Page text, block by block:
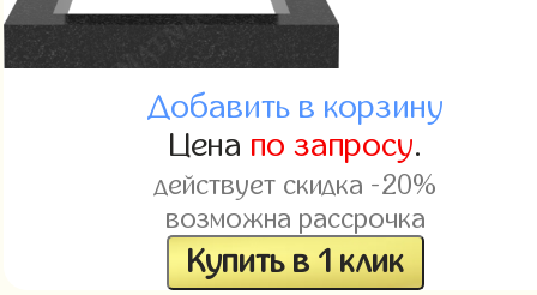
Добавить в корзину
Цена по запросу.
действует скидка -20%
возможна рассрочка
Купить в 1 клик